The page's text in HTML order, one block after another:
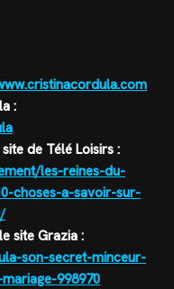
:
de Télé Loisirs :
les-reines-du-
choses-a-savoir-sur-
site Grazia :
son-secret-minceur-
998970